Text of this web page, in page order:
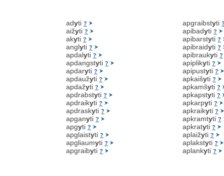
adyti ?
aižyti ?
akyti ?
anglyti ?
apdalyti ?
apdangstyti ?
apdaryti ?
apdaužyti ?
apdažyti ?
apdrabstyti ?
apdraikyti ?
apdraskyti ?
apganyti ?
apgyti ?
apglaistyti ?
apgliaumyti ?
apgraibyti ?
apgraibstyti
apibadyti ?
apibarstyti ?
apibraidyti ?
apibraukyti ?
apiplikyti ?
apipustyti ?
apkaišyti ?
apkamšyti ?
apkapstyti ?
apkarpyti ?
apkraikyti ?
apkramtyti ?
apkratyti ?
aplaižyti ?
aplakstyti ?
aplankyti ?